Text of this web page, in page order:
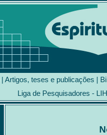
| Artigos, teses e publicações |
Liga de Pesquisadores -